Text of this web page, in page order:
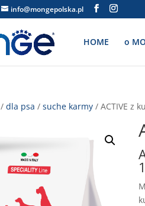
info@mongepolska.pl
HOME o
/dla psa /suche karmy / ACTIVE z